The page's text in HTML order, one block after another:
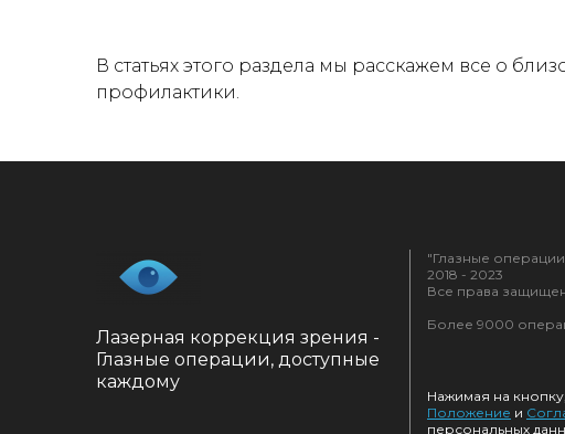
В статьях этого раздела мы расскажем все о
профилактики.
Лазерная коррекция зрения -
Глазные операции, доступные
каждому
Нажимая на
Положение и
персональных
"Глазные
2018 - 2023
Все права
Более 9000